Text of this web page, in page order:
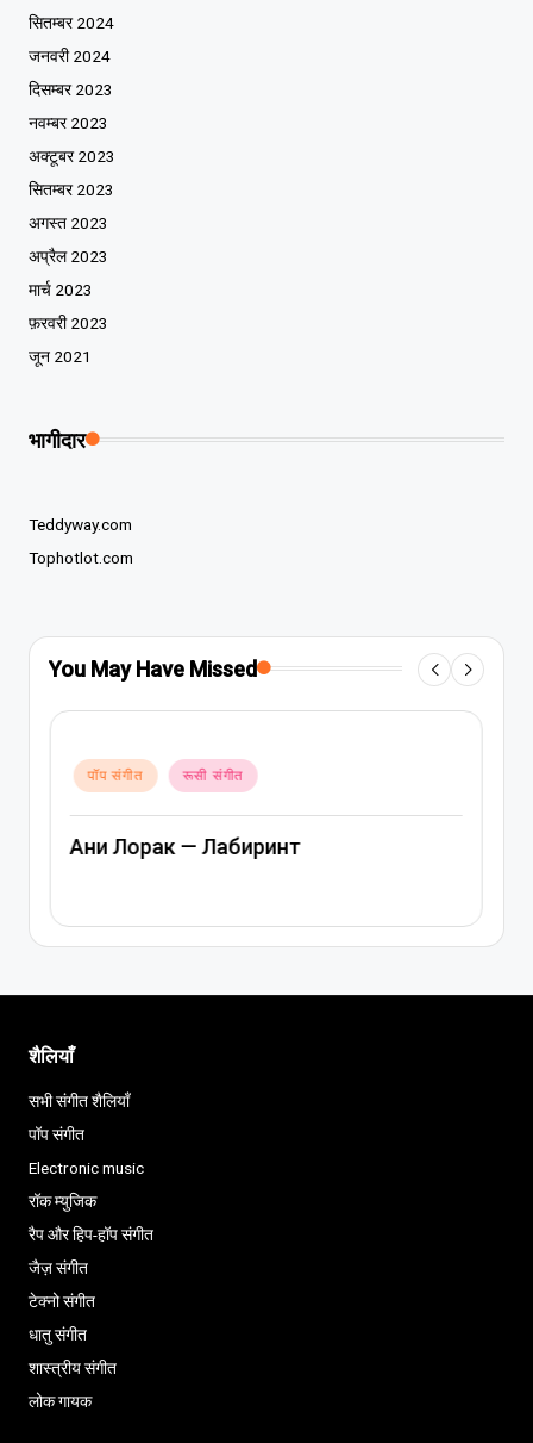
सितम्बर 2024
जनवरी 2024
दिसम्बर 2023
नवम्बर 2023
अक्टूबर 2023
सितम्बर 2023
अगस्त 2023
अप्रैल 2023
मार्च 2023
फ़रवरी 2023
जून 2021
भागीदार
Teddyway.com
Tophotlot.com
You May Have Missed
Posted
in
पॉप संगीत रूसी संगीत
Ани Лорак — Лабиринт
शैलियाँ
सभी संगीत शैलियाँ
पॉप संगीत
Electronic music
रॉक म्युजिक
रैप और हिप-हॉप संगीत
जैज़ संगीत
टेक्नो संगीत
धातु संगीत
शास्त्रीय संगीत
लोक गायक